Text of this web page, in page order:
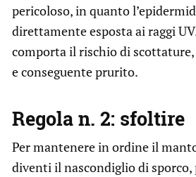
pericoloso, in quanto
direttamente esposta ai raggi
comporta il rischio di
e conseguente prurito.
Regola n. 2: sfoltire
Per mantenere in ordine il
diventi il nascondiglio di sporco,